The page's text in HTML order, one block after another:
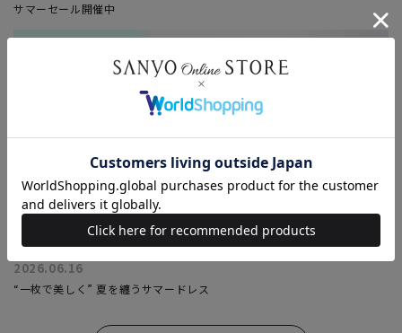
サマーセール開催中
2026.06.16
“一枚で美しく” 夏を纏うサマードレス